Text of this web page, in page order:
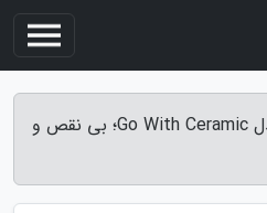
آنالیز ماگ سفری استنلی مدل Go With Ceramic؛ بی نقص و